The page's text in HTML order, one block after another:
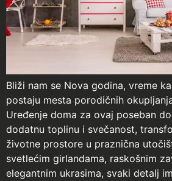
Bliži nam se Nova godina, vreme
postaju mesta porodičnih
Uređenje doma za ovaj poseban
dodatnu toplinu i svečanost,
životne prostore u praznična
svetlećim girlandama, raskošnim
elegantnim ukrasima, svaki detalj